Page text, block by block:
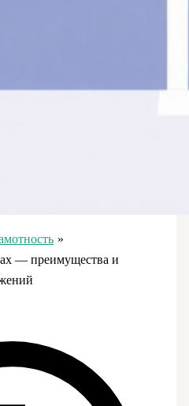
— преимущества и